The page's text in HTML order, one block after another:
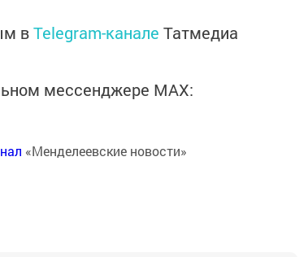
вTelegram-канале Татмедиа
мессенджере MАХ:
«Менделеевские новости»